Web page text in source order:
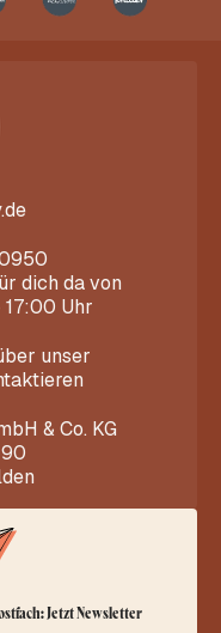
dich da von
Uhr
unser
& Co. KG
Jetzt Newsletter